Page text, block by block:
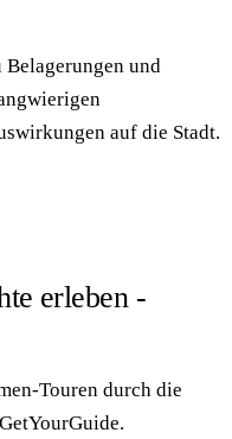
und
auf die Stadt.
erleben -
Touren durch die